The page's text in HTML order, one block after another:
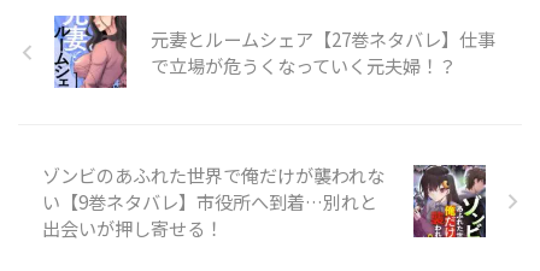
元妻とルームシェア【27巻ネタバレ】仕事
で立場が危うくなっていく元夫婦！？
ゾンビのあふれた世界で俺だけが襲われな
い【9巻ネタバレ】市役所へ到着…別れと
出会いが押し寄せる！